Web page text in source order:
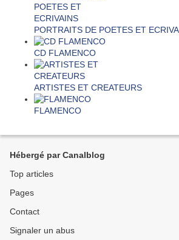
PORTRAITS DE POETES ET
CD FLAMENCO
ARTISTES ET CREATEURS
FLAMENCO
Hébergé par Canalblog
Top articles
Pages
Contact
Signaler un abus